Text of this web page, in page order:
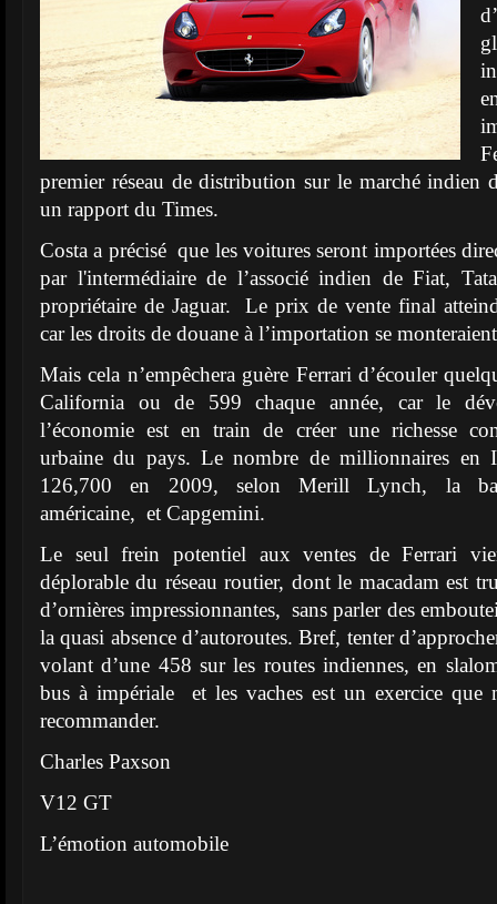
premier réseau de distribution sur le marché indien
un rapport du Times.
Costa a précisé que les voitures seront importées
par l'intermédiaire de l’associé indien de Fiat,
propriétaire de Jaguar. Le prix de vente final
car les droits de douane à l’importation se
Mais cela n’empêchera guère Ferrari d’écouler
California ou de 599 chaque année, car le
l’économie est en train de créer une richesse
urbaine du pays. Le nombre de millionnaires
126,700 en 2009, selon Merill Lynch, la
américaine, et Capgemini.
Le seul frein potentiel aux ventes de Ferrari
déplorable du réseau routier, dont le macadam est
d’ornières impressionnantes, sans parler des
la quasi absence d’autoroutes. Bref, tenter
volant d’une 458 sur les routes indiennes, en
bus à impériale et les vaches est un exercice que
recommander.
Charles Paxson
V12 GT
L’émotion automobile